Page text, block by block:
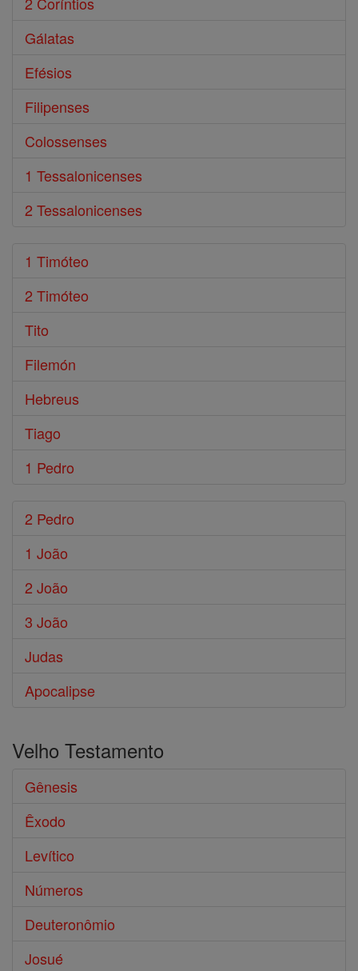
Gálatas
Efésios
Filipenses
Colossenses
1 Tessalonicenses
2 Tessalonicenses
1 Timóteo
2 Timóteo
Tito
Filemón
Hebreus
Tiago
1 Pedro
2 Pedro
1 João
2 João
3 João
Judas
Apocalipse
Velho Testamento
Gênesis
Êxodo
Levítico
Números
Deuteronômio
Josué